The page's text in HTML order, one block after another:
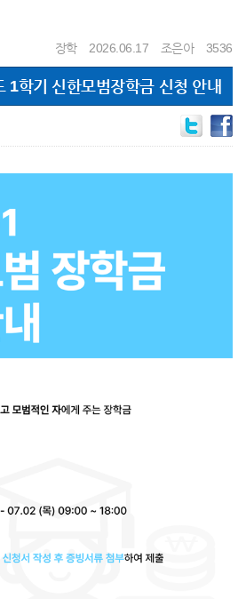
장학 2026.06.17 조은아 3536
1학기 신한모범장학금 신청 안내